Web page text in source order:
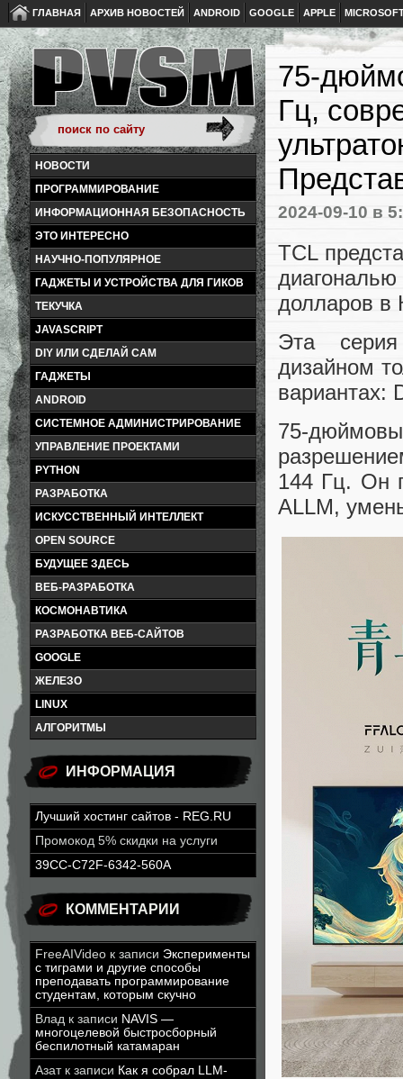
ГЛАВНАЯ АРХИВ НОВОСТЕЙ ANDROID GOOGLE APPLE
НОВОСТИ
ПРОГРАММИРОВАНИЕ
ИНФОРМАЦИОННАЯ БЕЗОПАСНОСТЬ
ЭТО ИНТЕРЕСНО
НАУЧНО-ПОПУЛЯРНОЕ
ГАДЖЕТЫ И УСТРОЙСТВА ДЛЯ ГИКОВ
ТЕКУЧКА
JAVASCRIPT
DIY ИЛИ СДЕЛАЙ САМ
ГАДЖЕТЫ
ANDROID
СИСТЕМНОЕ АДМИНИСТРИРОВАНИЕ
УПРАВЛЕНИЕ ПРОЕКТАМИ
PYTHON
РАЗРАБОТКА
ИСКУССТВЕННЫЙ ИНТЕЛЛЕКТ
OPEN SOURCE
БУДУЩЕЕ ЗДЕСЬ
ВЕБ-РАЗРАБОТКА
КОСМОНАВТИКА
РАЗРАБОТКА ВЕБ-САЙТОВ
GOOGLE
ЖЕЛЕЗО
LINUX
АЛГОРИТМЫ
ИНФОРМАЦИЯ
Лучший хостинг сайтов - REG.RU
Промокод 5% скидки на услуги
39CC-C72F-6342-560A
КОММЕНТАРИИ
FreeAIVideo к записи Эксперименты
с тиграми и другие способы
преподавать программирование
студентам, которым скучно
Влад к записи NAVIS —
многоцелевой быстросборный
беспилотный катамаран
Азатк записи Как я собрал LLM-
75-
Гц,
2024-09-10 в
TCL
долларов в
Эта серия
дизайном
вариантах:
75-
144 Гц. Он
ALLM,